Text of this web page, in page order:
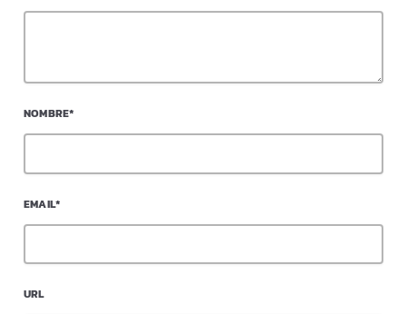
NOMBRE*
EMAIL*
URL